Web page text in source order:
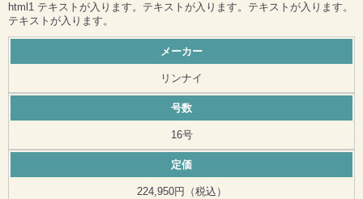
html1 テキストが入ります。テキストが入ります。テキストが入ります。
テキストが入ります。
メーカー
リンナイ
号数
16号
定価
224,950円（税込）